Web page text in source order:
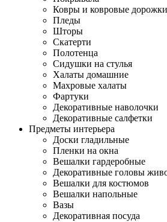
Ковры и ковровые дорожки
Пледы
Шторы
Скатерти
Полотенца
Сидушки на стулья
Халаты домашние
Махровые халаты
Фартуки
Декоративные наволочки
Декоративные салфетки
Предметы интерьера
Доски гладильные
Пленки на окна
Вешалки гардеробные
Декоративные головы
Вешалки для костюмов
Вешалки напольные
Вазы
Декоративная посуда